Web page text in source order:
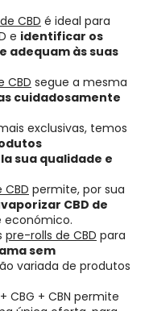
CBD é ideal para
e identificar os
adequam às suas
CBD segue a mesma
cuidadosamente
exclusivas, temos
sua qualidade e
CBD permite, por sua
vaporizar CBD de
pre-rolls de CBD para
sem
variada de produtos
+ CBG + CBN permite